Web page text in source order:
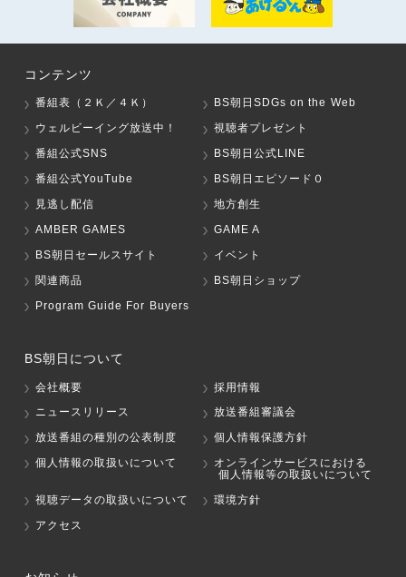
コンテンツ
番組表（２Ｋ／４Ｋ）
BS朝日SDGs on the Web
ウェルビーイング放送中！
視聴者プレゼント
番組公式SNS
BS朝日公式LINE
番組公式YouTube
BS朝日エピソード０
見逃し配信
地方創生
AMBER GAMES
GAME A
BS朝日セールスサイト
イベント
関連商品
BS朝日ショップ
Program Guide For Buyers
BS朝日について
会社概要
採用情報
ニュースリリース
放送番組審議会
放送番組の種別の公表制度
個人情報保護方針
個人情報の取扱いについて
オンラインサービスにおける
個人情報等の取扱いについて
視聴データの取扱いについて
環境方針
アクセス